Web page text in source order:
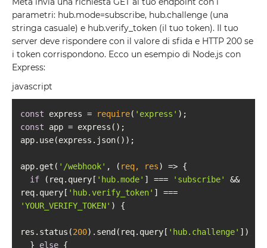
parametri: hub.mode=subscribe, hub.challenge (una
stringa casuale) e hub.verify_token (il tuo token). Il tuo
server deve rispondere con il valore di sfida e HTTP 200 se
i token corrispondono. Ecco un esempio di Node.js con
Express:
javascript
const express = require( 'express'
const
app.get( '/webhook' , ( req, res) =>
if (req.query[ 'hub.mode' ] === 'subscribe'
&&
req.query[ 'hub.verify_token'
'YOUR_VERIFY_TOKEN'
res.status(200).send(req.query[ 'hub.challenge'
  }
else